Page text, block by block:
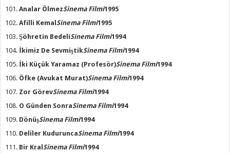
Analar ÖlmezSinema Filmi1995
Afilli Kemal Sinema Filmi1995
Şöhretin BedeliSinema Filmi1994
İkimiz De SevmiştikSinema Filmi1994
İki Küçük Yaramaz (Profesör)Sinema Filmi1994
Öfke (Avukat Murat)Sinema Filmi1994
Zor GörevSinema Filmi1994
O Günden SonraSinema Filmi1994
DönüşSinema Filmi1994
Deliler KuduruncaSinema Filmi1994
Bir Kral Sinema Filmi1994